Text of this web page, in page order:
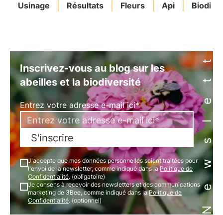
Usinage Résultats Fleurs Api Newsletter
Inscrivez-vous au blog sur les
abeilles et la biodiversité
Entrez votre adresse e-mail ici*
S'inscrire
J'accepte que mes données personnelles soient traitées pour
l'envoi de la newsletter, comme indiqué dans laPolitique de
Confidentialité. (obligatoire)
Je consens à recevoir des newsletters et des communications
marketing de 3Bee, comme indiqué dans laPolitique de
Confidentialité. (optionnel)